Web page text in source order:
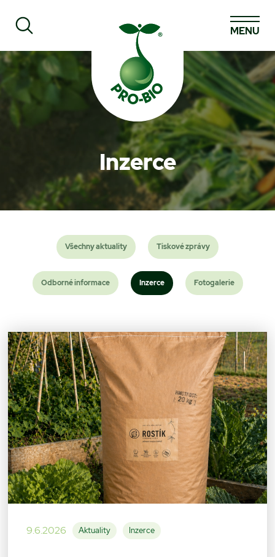
Prohledat PRO-BIO
MENU
Inzerce
Všechny aktuality Tiskové zprávy
Odborné informace Inzerce Fotogalerie
9.6.2026 Aktuality Inzerce